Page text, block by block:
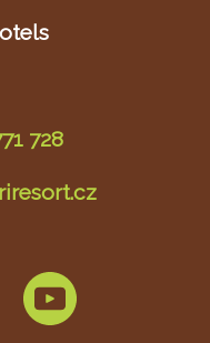
728